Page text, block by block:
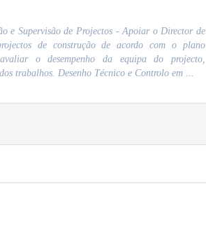
e Supervisão de Projectos - Apoiar o Director de
de construção de acordo com o plano
o desempenho da equipa do projecto,
trabalhos. Desenho Técnico e Controlo em ...